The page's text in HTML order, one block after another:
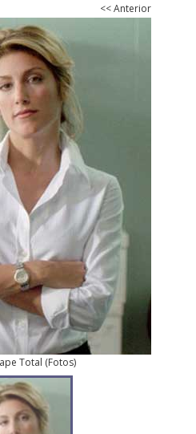
<< Anterior
Total (Fotos)